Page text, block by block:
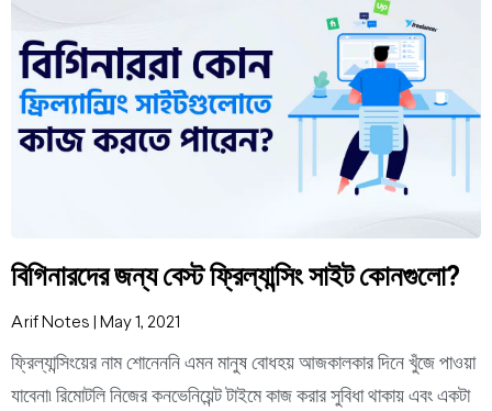
বিগিনারদের জন্য বেস্ট ফ্রিল্যান্সিং সাইট কোনগুলো?
Arif Notes May 1, 2021
ফ্রিল্যান্সিংয়ের নাম শোনেননি এমন মানুষ বোধহয় আজকালকার দিনে খুঁজে পাওয়া
যাবেনা৷ রিমোটলি নিজের কনভেনিয়েন্ট টাইমে কাজ করার সুবিধা থাকায় এবং একটা